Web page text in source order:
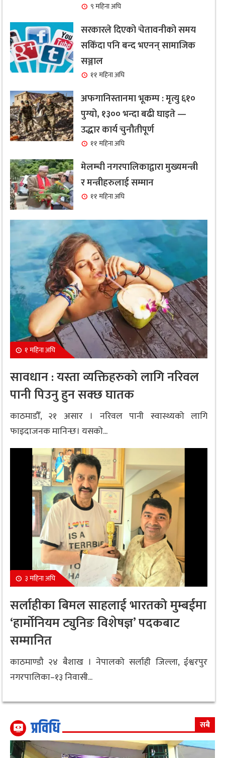
९ महिना अघि
सरकारले दिएको चेतावनीको समय
सकिँदा पनि बन्द भएनन् सामाजिक
सञ्जाल
११ महिना अघि
अफगानिस्तानमा भूकम्प : मृत्यु ६१०
पुग्यो, १३०० भन्दा बढी घाइते —
उद्धार कार्य चुनौतीपूर्ण
११ महिना अघि
मेलम्ची नगरपालिकाद्वारा मुख्यमन्त्री
र मन्त्रीहरुलाई सम्मान
११ महिना अघि
१ महिना अघि
सावधान : यस्ता व्यक्तिहरुको लागि नरिवल
पानी पिउनु हुन सक्छ घातक
काठमाडौँ, २१ असार । नरिवल पानी स्वास्थ्यको लागि
फाइदाजनक मानिन्छ। यसको...
३ महिना अघि
सर्लाहीका बिमल साहलाई भारतको मुम्बईमा
‘हार्मोनियम ट्युनिङ विशेषज्ञ’ पदकबाट
सम्मानित
काठमाण्डौ २४ बैशाख । नेपालको सर्लाही जिल्ला, ईश्वरपुर
नगरपालिका–१३ निवासी...
प्रविधि सबै